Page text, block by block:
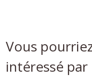
Vous
intéressé par